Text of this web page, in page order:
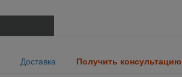
Доставка Получить консультацию